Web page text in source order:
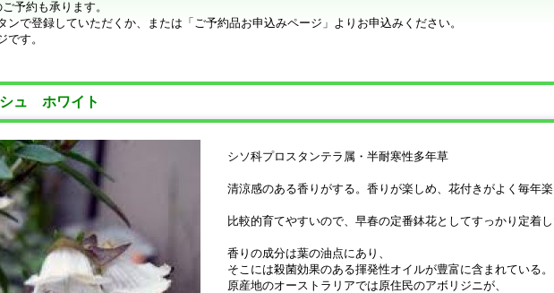
予約も承ります。
ンで登録していただくか、または「ご予約品お申込みページ」よりお申込みください。
す。
ュ ホワイト
シソ科プロスタンテラ属・半耐寒性多年草
清涼感のある香りがする。香りが楽しめ、花付きがよく毎年
比較的育てやすいので、早春の定番鉢花としてすっかり定着
香りの成分は葉の油点にあり、
そこには殺菌効果のある揮発性オイルが豊富に含まれている。
原産地のオーストラリアでは原住民のアボリジニが、